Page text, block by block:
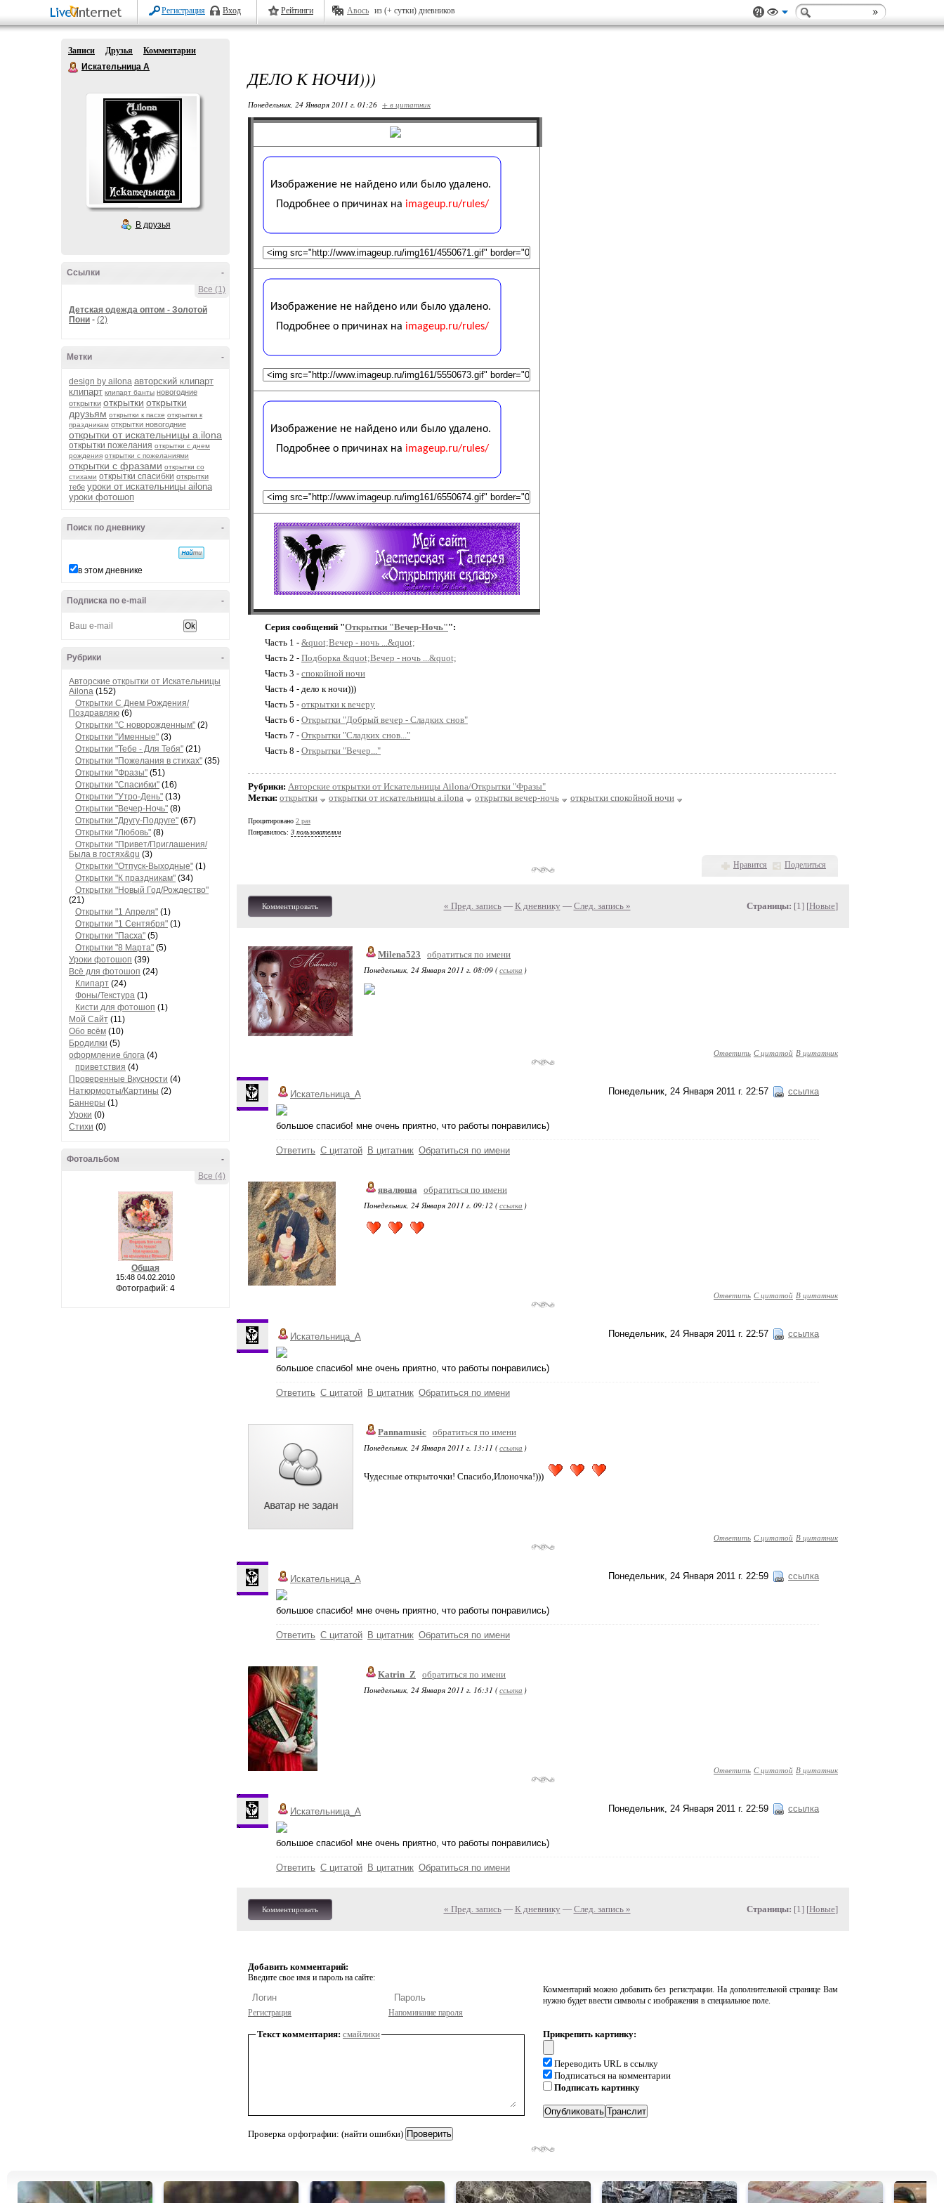
Регистрация Вход Рейтинги Авось из (+ сутки) дневников
Записи Друзья
Комментарии
Искательница А
В друзья
-
Ссылки
Все (1)
Детская одежда оптом - Золотой
Пони - (2)
-
Метки
design by ailona авторский клипарт
клипарт клипарт банты новогодние
открытки открытки открытки
друзьям открытки к пасхе открытки к
праздникам открытки новогодние
открытки от искательницы a.ilona
открытки пожелания открытки с днем
рождения открытки с пожеланиями
открытки с фразами открытки со
стихами открытки спасибки открытки
тебе уроки от искательницы ailona
уроки фотошоп
-
Поиск по дневнику
в этом дневнике
-
Подписка по e-mail
-
Рубрики
Авторские открытки от Искательницы
Ailona (152)
Открытки С Днем Рождения/
Поздравляю (6)
Открытки "С новорожденным" (2)
Открытки "Именные" (3)
Открытки "Тебе - Для Тебя" (21)
Открытки "Пожелания в стихах" (35)
Открытки "Фразы" (51)
Открытки "Спасибки" (16)
Открытки "Утро-День" (13)
Открытки "Вечер-Ночь" (8)
Открытки "Другу-Подруге" (67)
Открытки "Любовь" (8)
Открытки "Привет/Приглашения/
Была в гостях&qu (3)
Открытки "Отпуск-Выходные" (1)
Открытки "К праздникам" (34)
Открытки "Новый Год/Рождество"
(21)
Открытки "1 Апреля" (1)
Открытки "1 Сентября" (1)
Открытки "Пасха" (5)
Открытки "8 Марта" (5)
Уроки фотошоп (39)
Всё для фотошоп (24)
Клипарт (24)
Фоны/Текстура (1)
Кисти для фотошоп (1)
Мой Сайт (11)
Обо всём (10)
Бродилки (5)
оформление блога (4)
приветствия (4)
Проверенные Вкусности (4)
Натюрморты/Картины (2)
Баннеры (1)
Уроки (0)
Стихи (0)
-
Фотоальбом
Все (4)
Общая
15:48 04.02.2010
Фотографий: 4
ДЕЛО К НОЧИ)))
Понедельник, 24 Января 2011 г. 01:26 + в цитатник
Серия сообщений "Открытки "Вечер-Ночь"":
Часть 1 - &quot;Вечер - ночь ...&quot;
Часть 2 - Подборка &quot;Вечер - ночь ...&quot;
Часть 3 - спокойной ночи
Часть 4 - дело к ночи)))
Часть 5 - открытки к вечеру
Часть 6 - Открытки "Добрый вечер - Сладких снов"
Часть 7 - Открытки "Сладких снов..."
Часть 8 - Открытки "Вечер..."
Рубрики: Авторские открытки от Искательницы Ailona/Открытки "Фразы"
Метки: открытки открытки от искательницы a.ilona открытки вечер-ночь открытки спокойной ночи
Процитировано 2 раз
Понравилось: 3 пользователям
Нравится Поделиться
Комментировать « Пред. запись— К дневнику — След. запись » Страницы: [1] [Новые]
Milena523
обратиться по имени
Понедельник, 24 Января 2011 г. 08:09 (ссылка )
Ответить С цитатой В цитатник
Понедельник, 24 Января 2011 г. 22:57 ссылка
Искательница_А
большое спасибо! мне очень приятно, что работы понравились)
Ответить С цитатой В цитатник Обратиться по имени
явалюша
обратиться по имени
Понедельник, 24 Января 2011 г. 09:12 (ссылка )
Ответить С цитатой В цитатник
Понедельник, 24 Января 2011 г. 22:57 ссылка
Искательница_А
большое спасибо! мне очень приятно, что работы понравились)
Ответить С цитатой В цитатник Обратиться по имени
Pannamusic обратиться по имени
Понедельник, 24 Января 2011 г. 13:11 (ссылка )
Чудесные открыточки! Спасибо,Илоночка!)))
Ответить С цитатой В цитатник
Понедельник, 24 Января 2011 г. 22:59 ссылка
Искательница_А
большое спасибо! мне очень приятно, что работы понравились)
Ответить С цитатой В цитатник Обратиться по имени
Katrin_Z
обратиться по имени
Понедельник, 24 Января 2011 г. 16:31 (ссылка )
Ответить С цитатой В цитатник
Понедельник, 24 Января 2011 г. 22:59 ссылка
Искательница_А
большое спасибо! мне очень приятно, что работы понравились)
Ответить С цитатой В цитатник Обратиться по имени
Комментировать « Пред. запись— К дневнику — След. запись » Страницы: [1] [Новые]
Добавить комментарий:
Введите свое имя и пароль на сайте:
Регистрация Напоминание пароля
Комментарий можно добавить без регистрации. На дополнительной странице Вам
нужно будет ввести символы с изображения в специальное поле.
Текст комментария: смайлики
Проверка орфографии: (найти ошибки)
Прикрепить картинку:
Переводить URL в ссылку
Подписаться на комментарии
Подписать картинку